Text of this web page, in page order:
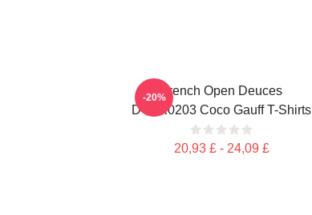
French Open Deuces
DTNK0203 Coco Gauff T-Shirts
20,93 £ - 24,09 £
-20%